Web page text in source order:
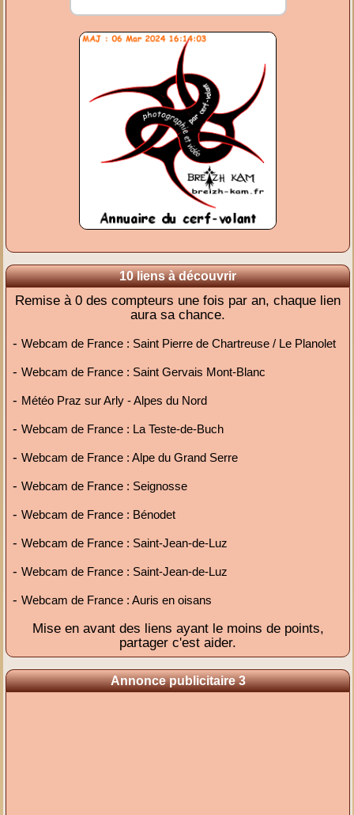
10 liens à découvrir
Remise à 0 des compteurs une fois par an, chaque lien
aura sa chance.
-Webcam de France : Saint Pierre de Chartreuse / Le Planolet
-Webcam de France : Saint Gervais Mont-Blanc
- Météo Praz sur Arly - Alpes du Nord
-Webcam de France : La Teste-de-Buch
-Webcam de France : Alpe du Grand Serre
-Webcam de France : Seignosse
-Webcam de France : Bénodet
-Webcam de France : Saint-Jean-de-Luz
-Webcam de France : Saint-Jean-de-Luz
-Webcam de France : Auris en oisans
Mise en avant des liens ayant le moins de points,
partager c'est aider.
Annonce publicitaire 3